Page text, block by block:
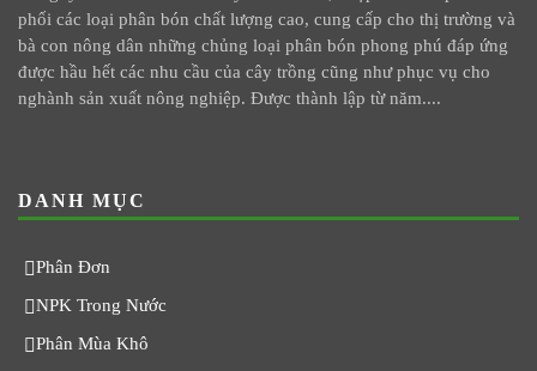
phối các loại phân bón chất lượng cao, cung cấp cho thị trường và
bà con nông dân những chủng loại phân bón phong phú đáp ứng
được hầu hết các nhu cầu của cây trồng cũng như phục vụ cho
nghành sản xuất nông nghiệp. Được thành lập từ năm....
DANH MỤC
Phân Đơn
NPK Trong Nước
Phân Mùa Khô